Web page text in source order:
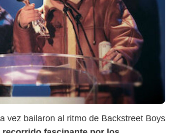
vez bailaron al ritmo de Backstreet Boys
Netflix